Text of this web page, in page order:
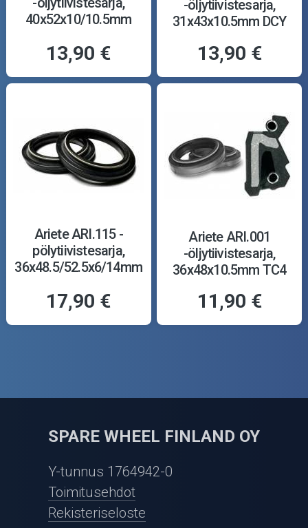
40x52x10/10.5mm
13,90 €
-öljytiivistesarja,
31x43x10.5mm DCY
13,90 €
Ariete ARI.115 -
pölytiivistesarja,
36x48.5/52.5x6/14mm
17,90 €
Ariete ARI.001
-öljytiivistesarja,
36x48x10.5mm TC4
11,90 €
SPARE WHEEL FINLAND OY
Y-tunnus 1764942-0
Toimitusehdot
Rekisteriseloste